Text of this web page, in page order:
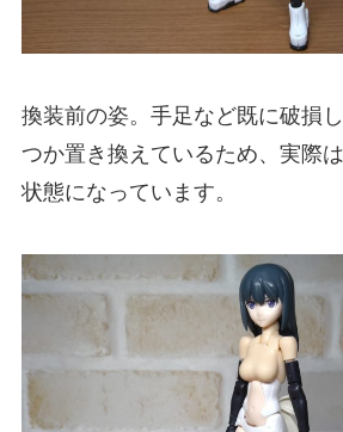
換装前の姿。手足など既に破損
つか置き換えているため、実際
状態になっています。